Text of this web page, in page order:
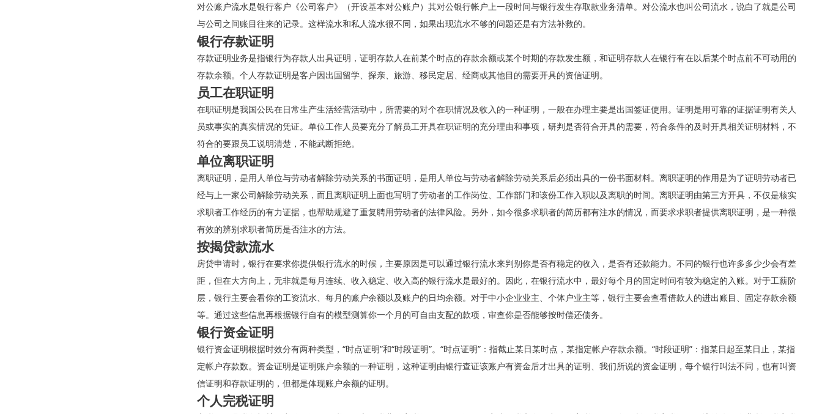
对公账户流水是银行客户《公司客户》（开设基本对公账户）其对公银行帐户上一段时间与银行发生存取款业务清单。对公流水也叫公司流水，说白了就是公司
与公司之间账目往来的记录。这样流水和私人流水很不同，如果出现流水不够的问题还是有方法补救的。
银行存款证明
存款证明业务是指银行为存款人出具证明，证明存款人在前某个时点的存款余额或某个时期的存款发生额，和证明存款人在银行有在以后某个时点前不可动用的
存款余额。个人存款证明是客户因出国留学、探亲、旅游、移民定居、经商或其他目的需要开具的资信证明。
员工在职证明
在职证明是我国公民在日常生产生活经营活动中，所需要的对个在职情况及收入的一种证明，一般在办理主要是出国签证使用。证明是用可靠的证据证明有关人
员或事实的真实情况的凭证。单位工作人员要充分了解员工开具在职证明的充分理由和事项，研判是否符合开具的需要，符合条件的及时开具相关证明材料，不
符合的要跟员工说明清楚，不能武断拒绝。
单位离职证明
离职证明，是用人单位与劳动者解除劳动关系的书面证明，是用人单位与劳动者解除劳动关系后必须出具的一份书面材料。离职证明的作用是为了证明劳动者已
经与上一家公司解除劳动关系，而且离职证明上面也写明了劳动者的工作岗位、工作部门和该份工作入职以及离职的时间。离职证明由第三方开具，不仅是核实
求职者工作经历的有力证据，也帮助规避了重复聘用劳动者的法律风险。另外，如今很多求职者的简历都有注水的情况，而要求求职者提供离职证明，是一种很
有效的辨别求职者简历是否注水的方法。
按揭贷款流水
房贷申请时，银行在要求你提供银行流水的时候，主要原因是可以通过银行流水来判别你是否有稳定的收入，是否有还款能力。不同的银行也许多多少少会有差
距，但在大方向上，无非就是每月连续、收入稳定、收入高的银行流水是最好的。因此，在银行流水中，最好每个月的固定时间有较为稳定的入账。对于工薪阶
层，银行主要会看你的工资流水、每月的账户余额以及账户的日均余额。对于中小企业业主、个体户业主等，银行主要会查看借款人的进出账目、固定存款余额
等。通过这些信息再根据银行自有的模型测算你一个月的可自由支配的款项，审查你是否能够按时偿还债务。
银行资金证明
银行资金证明根据时效分有两种类型，“时点证明”和“时段证明”。“时点证明”：指截止某日某时点，某指定帐户存款余额。“时段证明”：指某日起至某日止，某指
定帐户存款数。资金证明是证明账户余额的一种证明，这种证明由银行查证该账户有资金后才出具的证明、我们所说的资金证明，每个银行叫法不同，也有叫资
信证明和存款证明的，但都是体现账户余额的证明。
个人完税证明